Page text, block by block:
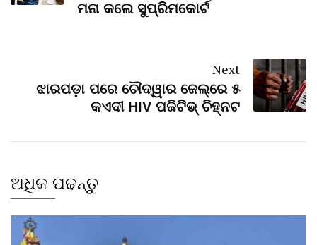
ମନା କଲେ ସୁପ୍ରିମକୋର୍ଟ
Next
ଝାରପଡ଼ା ପରେ ଚୌଦ୍ୱାର ଜେଲ୍‌ରେ ୫
କଏଦୀ HIV ପଜିଟିଭ୍ ଚିହ୍ନଟ
ଅଧିକ ପଢନ୍ତୁ